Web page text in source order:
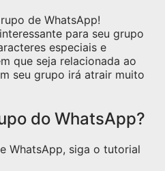
de WhatsApp!
para seu grupo
especiais e
que seja relacionada ao
seu grupo irá atrair muito
do WhatsApp?
WhatsApp, siga o tutorial